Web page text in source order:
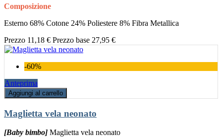
Composizione
Esterno 68% Cotone 24% Poliestere 8% Fibra Metallica
Prezzo 11,18 € Prezzo base 27,95 €
-60%
Anteprima
Aggiungi al carrello
Maglietta vela neonato
[Baby bimbo] Maglietta vela neonato